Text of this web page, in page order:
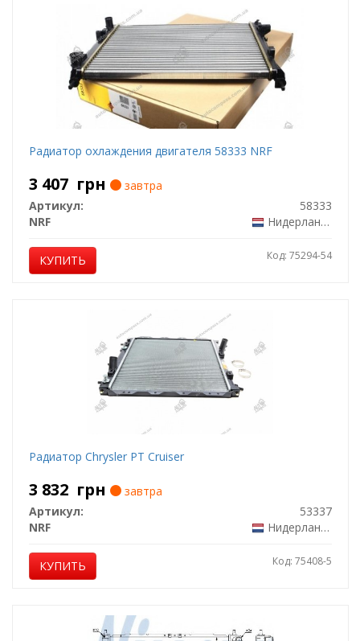
Радиатор охлаждения двигателя 58333 NRF
3 407 грн
завтра
Артикул:
58333
NRF
Нидерланды
КУПИТЬ Код: 75294-54
Радиатор Chrysler PT Cruiser
3 832 грн
завтра
Артикул:
53337
NRF
Нидерланды
КУПИТЬ Код: 75408-5